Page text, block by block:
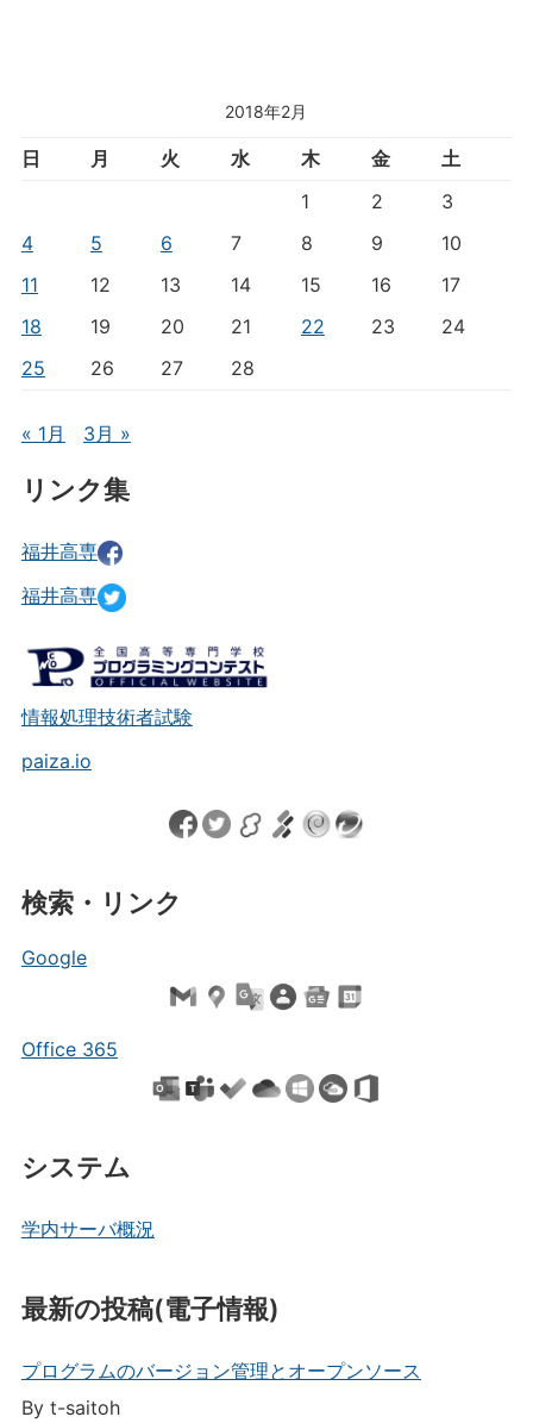
2018年2月
日 月 火 水 木 金
土
1
2
3
4
5 6 7 8 9
10
11
12 13 14 15 16
17
18
19 20 21 22 23
24
25
26 27 28
« 1月 3月 »
リンク集
福井高専
福井高専
情報処理技術者試験
paiza.io
検索・リンク
Google
Office 365
システム
学内サーバ概況
最新の投稿(電子情報)
プログラムのバージョン管理とオープンソース
By t-saitoh